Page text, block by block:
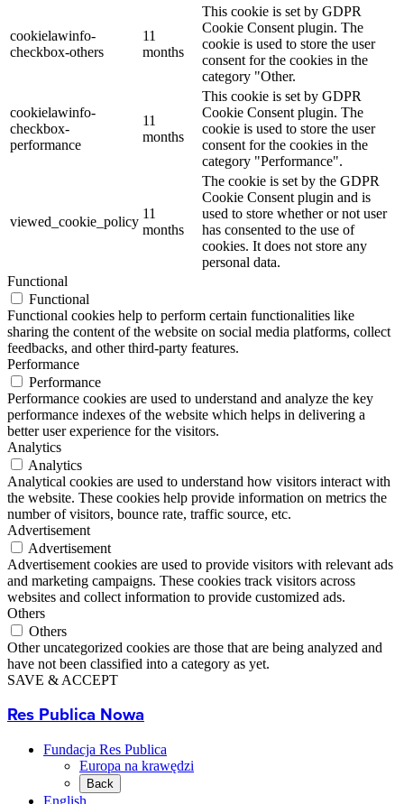
cookielawinfo-
checkbox-others
11
months
This cookie is set by GDPR
Cookie Consent plugin. The
cookie is used to store the user
consent for the cookies in the
category "Other.
cookielawinfo-
checkbox-
performance
11
months
This cookie is set by GDPR
Cookie Consent plugin. The
cookie is used to store the user
consent for the cookies in the
category "Performance".
viewed_cookie_policy
11
months
The cookie is set by the GDPR
Cookie Consent plugin and is
used to store whether or not user
has consented to the use of
cookies. It does not store any
personal data.
Functional
Functional
Functional cookies help to perform certain functionalities like
sharing the content of the website on social media platforms, collect
feedbacks, and other third-party features.
Performance
Performance
Performance cookies are used to understand and analyze the key
performance indexes of the website which helps in delivering a
better user experience for the visitors.
Analytics
Analytics
Analytical cookies are used to understand how visitors interact with
the website. These cookies help provide information on metrics the
number of visitors, bounce rate, traffic source, etc.
Advertisement
Advertisement
Advertisement cookies are used to provide visitors with relevant ads
and marketing campaigns. These cookies track visitors across
websites and collect information to provide customized ads.
Others
Others
Other uncategorized cookies are those that are being analyzed and
have not been classified into a category as yet.
SAVE & ACCEPT
Res Publica Nowa
Fundacja Res Publica
Europa na krawędzi
Back
English